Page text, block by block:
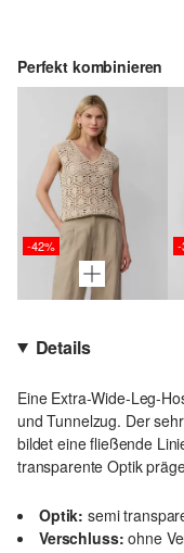
Perfekt kombinieren
-42% -
Details
Eine Extra-Wide-Leg-
und Tunnelzug. Der
bildet eine fließende
transparente Optik
Optik: semi
Verschluss: ohne